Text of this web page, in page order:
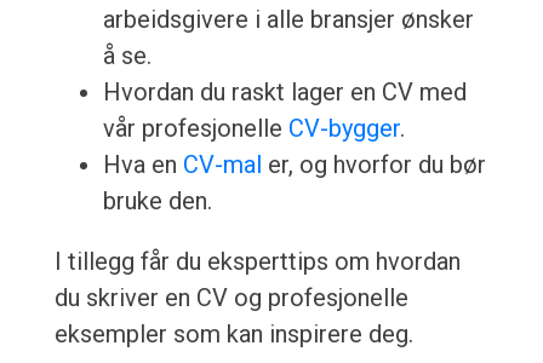
arbeidsgivere i alle bransjer ønsker
å se.
Hvordan du raskt lager en CV med
vår profesjonelle CV-bygger.
Hva en CV-mal er, og hvorfor du bør
bruke den.
I tillegg får du eksperttips om hvordan
du skriver en CV og profesjonelle
eksempler som kan inspirere deg.